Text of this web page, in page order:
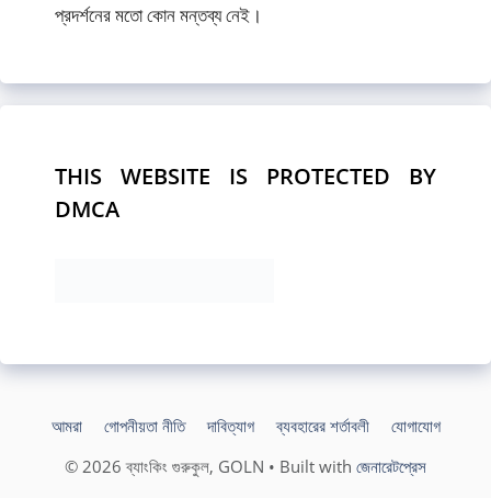
প্রদর্শনের মতো কোন মন্তব্য নেই।
THIS WEBSITE IS PROTECTED BY
DMCA
আমরা গোপনীয়তা নীতি দাবিত্যাগ ব্যবহারের শর্তাবলী
যোগাযোগ
© 2026 ব্যাংকিং গুরুকুল, GOLN • Built with জেনারেটপ্রেস